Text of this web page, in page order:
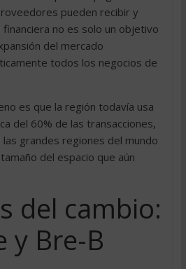
pueden recibir y
financiera no es solo un objetivo
del mercado
todos los negocios de
es que la región todavía usa
del 60% de las transacciones,
grandes regiones del mundo
del espacio que aún
del cambio:
y Bre-B